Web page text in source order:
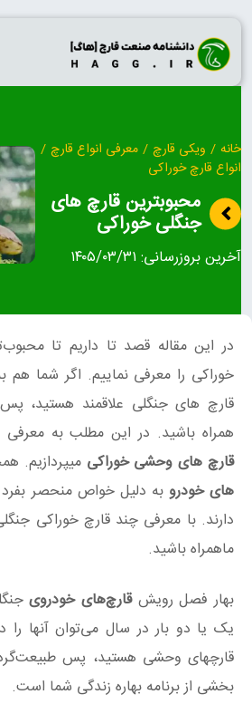
Skip
content
خانه / ویکی قارچ / معرفی انواع قارچ /
انواع قارچ خوراکی
محبوبترین قارچ های
جنگلی خوراکی
آخرین بروزرسانی: ۱۴۰۵/۰۳/۳۱
در این مقاله قصد تا داریم تا
خوراکی را معرفی نماییم. اگر شما
قارچ های جنگلی علاقمند هستید، پس
همراه باشید. در این مطلب به معرفی
قارچ های وحشی خوراکی میپردازیم.
های خودرو به دلیل خواص منحصر بفرد
دارند. با معرفی چند قارچ خوراکی
ماهمراه باشید.
بهار فصل رویشقارچ‌های خودروی
یک یا دو بار در سال می‌توان آنها
قارچهای وحشی هستید، پس
بخشی از برنامه بهاره زندگی شما است.